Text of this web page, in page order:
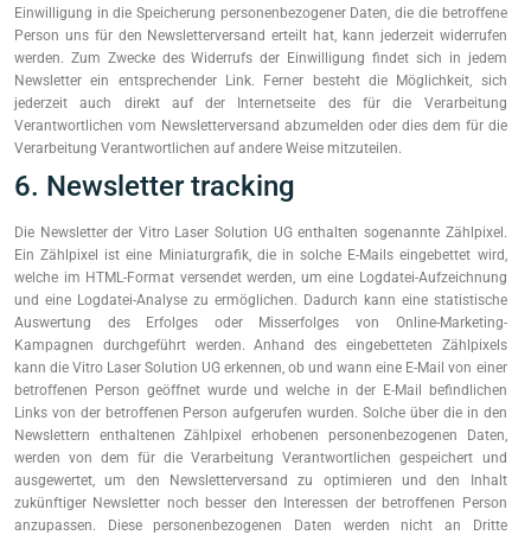
Einwilligung in die Speicherung personenbezogener Daten, die die betroffene
Person uns für den Newsletterversand erteilt hat, kann jederzeit widerrufen
werden. Zum Zwecke des Widerrufs der Einwilligung findet sich in jedem
Newsletter ein entsprechender Link. Ferner besteht die Möglichkeit, sich
jederzeit auch direkt auf der Internetseite des für die Verarbeitung
Verantwortlichen vom Newsletterversand abzumelden oder dies dem für die
Verarbeitung Verantwortlichen auf andere Weise mitzuteilen.
6. Newsletter tracking
Die Newsletter der Vitro Laser Solution UG enthalten sogenannte Zählpixel.
Ein Zählpixel ist eine Miniaturgrafik, die in solche E-Mails eingebettet wird,
welche im HTML-Format versendet werden, um eine Logdatei-Aufzeichnung
und eine Logdatei-Analyse zu ermöglichen. Dadurch kann eine statistische
Auswertung des Erfolges oder Misserfolges von Online-Marketing-
Kampagnen durchgeführt werden. Anhand des eingebetteten Zählpixels
kann die Vitro Laser Solution UG erkennen, ob und wann eine E-Mail von einer
betroffenen Person geöffnet wurde und welche in der E-Mail befindlichen
Links von der betroffenen Person aufgerufen wurden. Solche über die in den
Newslettern enthaltenen Zählpixel erhobenen personenbezogenen Daten,
werden von dem für die Verarbeitung Verantwortlichen gespeichert und
ausgewertet, um den Newsletterversand zu optimieren und den Inhalt
zukünftiger Newsletter noch besser den Interessen der betroffenen Person
anzupassen. Diese personenbezogenen Daten werden nicht an Dritte